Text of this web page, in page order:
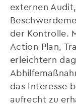
externen
der Kontrolle.
Action Plan,
erleichtern
das Interesse
aufrecht zu